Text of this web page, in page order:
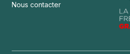
Nous contacter